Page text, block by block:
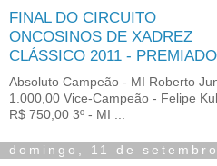
FINAL DO CIRCUITO
ONCOSINOS DE XADREZ
CLÁSSICO 2011 -
Absoluto Campeão - MI Roberto
1.000,00 Vice-Campeão - Felipe
R$ 750,00 3º - MI ...
domingo, 11 de